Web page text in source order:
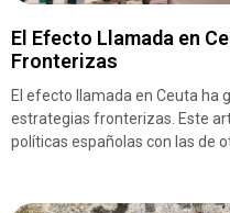
El Efecto Llamada en
Fronterizas
El efecto llamada en Ceuta ha
estrategias fronterizas. Este
políticas españolas con las de